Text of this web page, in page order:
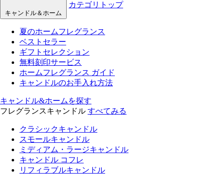
キャンドル＆ホーム
カテゴリトップ
夏のホームフレグランス
ベストセラー
ギフトセレクション
無料刻印サービス
ホームフレグランス ガイド
キャンドルのお手入れ方法
キャンドル&ホームを探す
フレグランスキャンドル すべてみる
クラシックキャンドル
スモールキャンドル
ミディアム・ラージキャンドル
キャンドル コフレ
リフィラブルキャンドル